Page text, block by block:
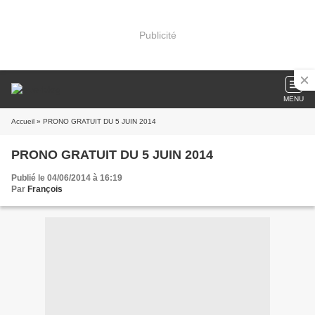
Publicité
MENU
Accueil » PRONO GRATUIT DU 5 JUIN 2014
PRONO GRATUIT DU 5 JUIN 2014
Publié le 04/06/2014 à 16:19
Par François